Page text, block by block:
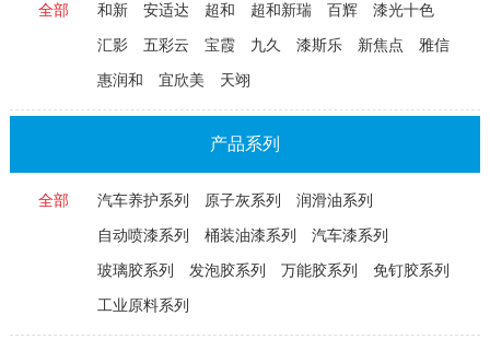
全部 和新 安适达 超和 超和新瑞 百辉 漆光十色
汇影 五彩云 宝霞 九久 漆斯乐 新焦点 雅信
惠润和 宜欣美 天翊
产品系列
全部 汽车养护系列 原子灰系列 润滑油系列
自动喷漆系列 桶装油漆系列 汽车漆系列
玻璃胶系列 发泡胶系列 万能胶系列 免钉胶系列
工业原料系列